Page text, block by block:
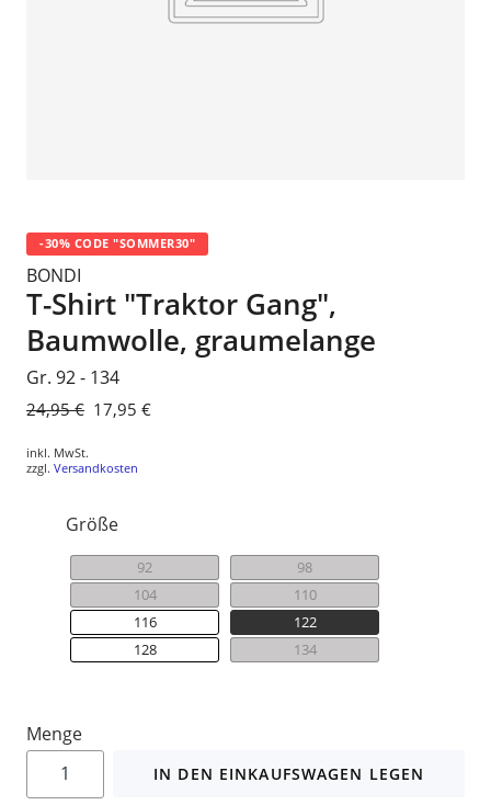
-30% CODE "SOMMER30"
BONDI
T-Shirt "Traktor Gang",
Baumwolle, graumelange
Gr. 92 - 134
Normaler
24,95 € Sonderpreis
17,95 €
inkl. MwSt.
zzgl. Versandkosten
Größe
92
98
104
110
116
122
128
134
Menge
IN DEN EINKAUFSWAGEN LEGEN